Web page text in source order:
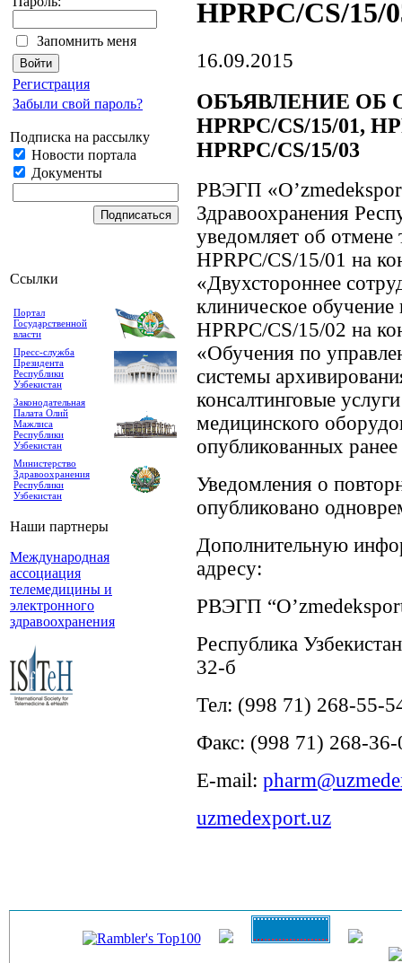
Запомнить меня
Регистрация
Забыли свой пароль?
Подписка на рассылку
Новости портала
Документы
Ссылки
Портал
Государственной
власти
Пресс-служба
Президента
Республики
Узбекистан
Законодательная
Палата Олий
Мажлиса
Республики
Узбекистан
Министерство
Здравоохранения
Республики
Узбекистан
Наши партнеры
Международная
ассоциация
телемедицины и
электронного
здравоохранения
HPRPC/CS/15/
16.09.2015
ОБЪЯВЛЕНИЕ ОБ
HPRPC/CS/15/01,
HPRPC/CS/15/03
РВЭГП
Здравоохранения
уведомляет об
HPRPC/CS/15/01 на
«Двухстороннее
клиническое
HPRPC/CS/15/02 на
«Обучения по
системы
консалтинговые
медицинского
опубликованных
Уведомления о
опубликовано
Дополнительную
адресу:
РВЭГП
Республика
32-б
Тел: (998 71) 268-55-
Факс: (998 71) 268-36-
E-mail:
uzmedexport.uz